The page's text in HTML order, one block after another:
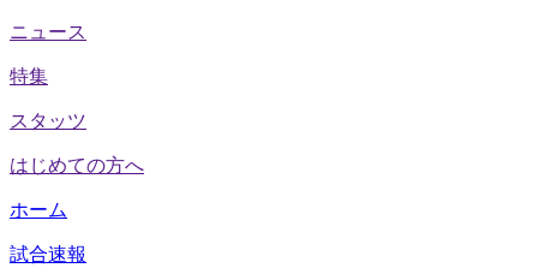
ニュース
特集
スタッツ
はじめての方へ
ホーム
試合速報